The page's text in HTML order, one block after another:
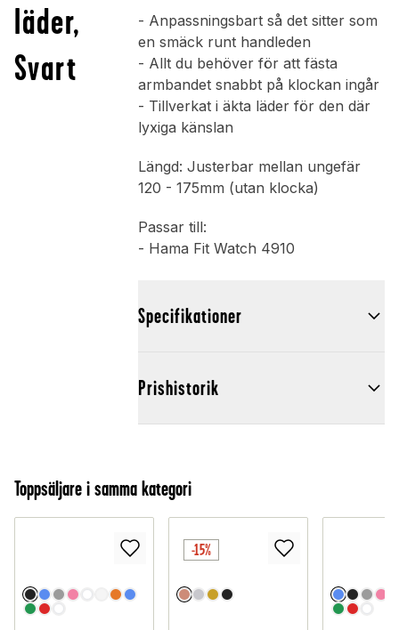
läder,
Svart
- Anpassningsbart så det sitter som
en smäck runt handleden
- Allt du behöver för att fästa
armbandet snabbt på klockan ingår
- Tillverkat i äkta läder för den där
lyxiga känslan
Längd: Justerbar mellan ungefär
120 - 175mm (utan klocka)
Passar till:
- Hama Fit Watch 4910
Specifikationer
Prishistorik
Toppsäljare i samma kategori
-15%